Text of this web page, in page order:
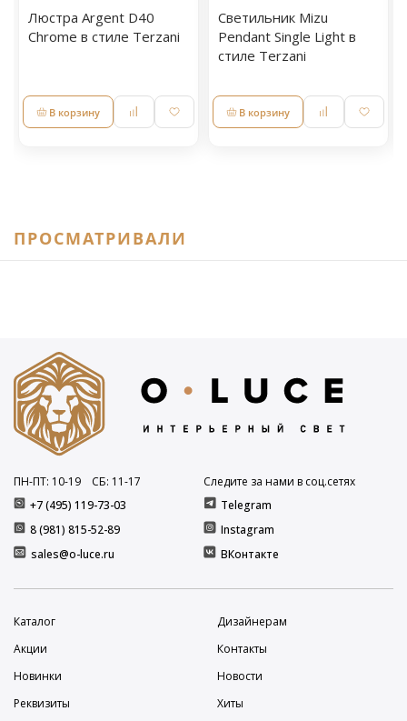
Люстра Argent D40
Chrome в стиле Terzani
В корзину
Светильник Mizu
Pendant Single Light в
стиле Terzani
В корзину
ПРОСМАТРИВАЛИ
+7 (495) 119-73-03
8 (981) 815-52-89
ПН-ПТ: 10-19 СБ: 11-17
sales@o-luce.ru
Следите за нами в соц.сетях
Telegram
Instagram
ВКонтакте
Каталог
Дизайнерам
Акции
Контакты
Новинки
Новости
Реквизиты
Хиты